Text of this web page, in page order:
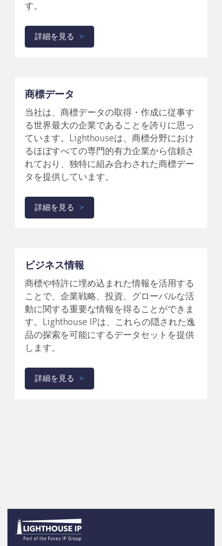
す。
詳細を見る
商標データ
当社は、商標データの取得・作成に従事す
る世界最大の企業であることを誇りに思っ
ています。Lighthouseは、商標分野におけ
るほぼすべての専門的有力企業から信頼さ
れており、独特に組み合わされた商標デー
タを提供しています。
詳細を見る
ビジネス情報
商標や特許に埋め込まれた情報を活用する
ことで、企業戦略、投資、グローバルな活
動に関する重要な情報を得ることができま
す。Lighthouse IPは、これらの隠された逸
品の探索を可能にするデータセットを提供
します。
詳細を見る